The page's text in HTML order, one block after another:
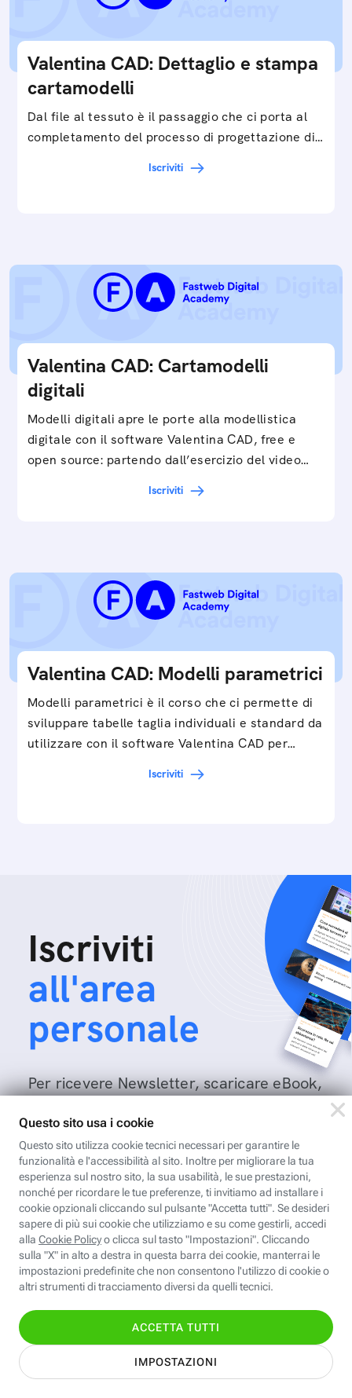
Valentina CAD: Dettaglio e stampa
cartamodelli
Dal file al tessuto è il passaggio che ci porta al
completamento del processo di progettazione di
Iscriviti
Valentina CAD: Cartamodelli
digitali
Modelli digitali apre le porte alla modellistica
digitale con il software Valentina CAD, free e
open source: partendo dall’esercizio del video…
Iscriviti
Valentina CAD: Modelli parametrici
Modelli parametrici è il corso che ci permette di
sviluppare tabelle taglia individuali e standard da
utilizzare con il software Valentina CAD per…
Iscriviti
Iscriviti
all'area
personale
Per ricevere Newsletter, scaricare eBook,
della Fastweb Digital Academy a te
dedicati.
Leggi l'informativa
Nome
Indirizzo email